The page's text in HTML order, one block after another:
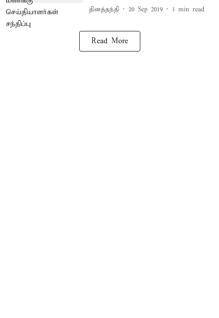
தினத்தந்தி 20 Sep 2019 1 min read
Read More